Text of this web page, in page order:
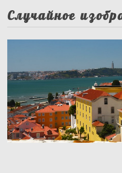
Случайное